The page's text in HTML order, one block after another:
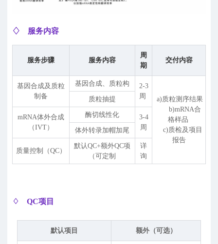
♢ 服务内容
服务步骤 服务内容
周
期
交付内容
基因合成及质粒
制备
基因合成、质粒构
2-3
周
a)质粒测序结果
b)mRNA合
格样品
c)质检及项目
报告
质粒抽提
mRNA体外合成
（IVT）
酶切线性化
3-4
周
体外转录加帽加尾
质量控制（QC）
默认QC+额外QC项
（可定制
详
询
♢ QC项目
默认项目 额外（可选）